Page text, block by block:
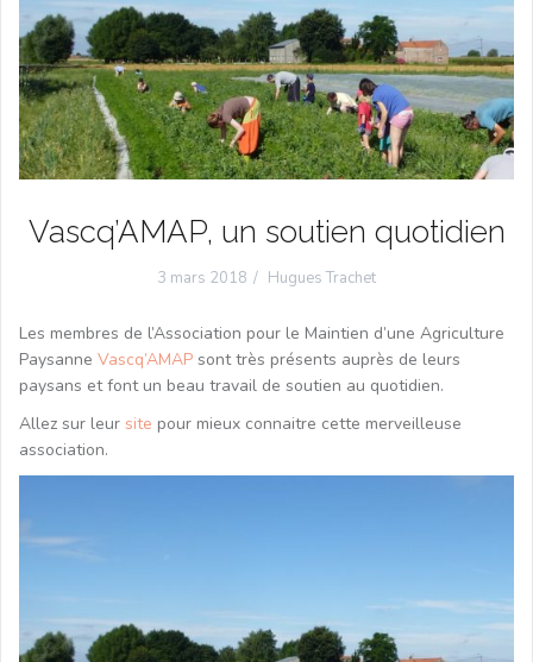
Vascq’AMAP, un soutien quotidien
3 mars 2018 Hugues Trachet
Les membres de l’Association pour le Maintien d’une Agriculture
Paysanne Vascq’AMAP sont très présents auprès de leurs
paysans et font un beau travail de soutien au quotidien.
Allez sur leur site pour mieux connaitre cette merveilleuse
association.